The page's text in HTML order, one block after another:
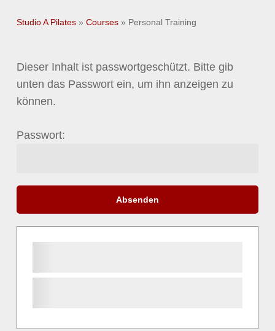
Studio A Pilates» Courses» Personal Training
Dieser Inhalt ist passwortgeschützt. Bitte gib
unten das Passwort ein, um ihn anzeigen zu
können.
Passwort: